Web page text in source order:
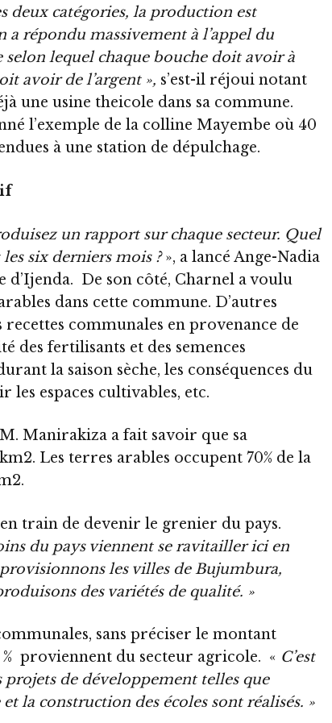
deux catégories, la production est
a répondu massivement à l’appel du
lequel chaque bouche doit avoir à
avoir de l’argent », s’est-il réjoui notant
une usine theicole dans sa commune.
l’exemple de la colline Mayembe où 40
à une station de dépulchage.
un rapport sur chaque secteur. Quel
six derniers mois ?», a lancé Ange-Nadia
d’Ijenda. De son côté, Charnel a voulu
dans cette commune. D’autres
communales en provenance de
des fertilisants et des semences
la saison sèche, les conséquences du
espaces cultivables, etc.
Manirakiza a fait savoir que sa
Les terres arables occupent 70% de la
train de devenir le grenier du pays.
du pays viennent se ravitailler ici en
les villes de Bujumbura,
des variétés de qualité. »
sans préciser le montant
proviennent du secteur agricole. « C’est
projets de développement telles que
la construction des écoles sont réalisés. »